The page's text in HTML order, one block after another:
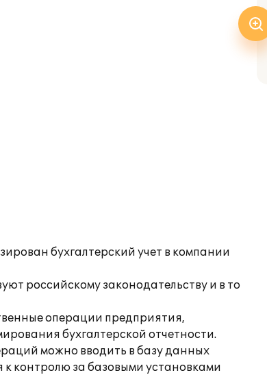
бухгалтерский учет в компании
российскому законодательству и в то
операции предприятия,
бухгалтерской отчетности.
можно вводить в базу данных
контролю за базовыми установками